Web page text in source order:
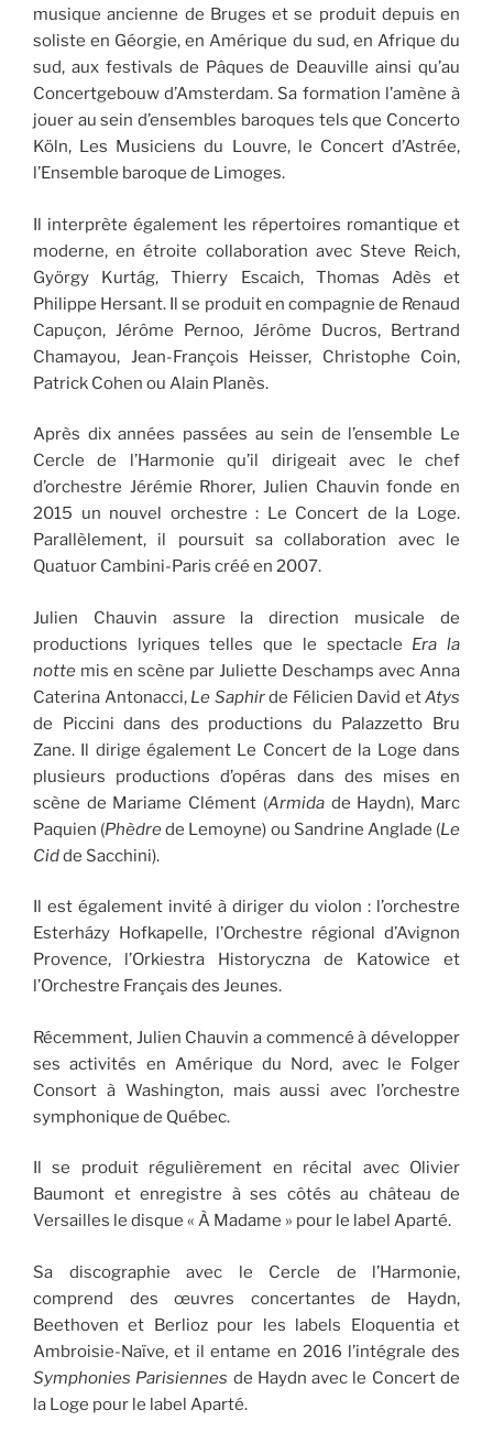
musique ancienne de Bruges et se produit depuis en
soliste en Géorgie, en Amérique du sud, en Afrique du
sud, aux festivals de Pâques de Deauville ainsi qu’au
Concertgebouw d’Ams­terdam. Sa formation l’amène à
jouer au sein d’ensembles baroques tels que Concerto
Köln, Les Musiciens du Louvre, le Concert d’Astrée,
l’Ensemble baroque de Limoges.
Il interprète également les répertoires roman­tique et
moderne, en étroite collaboration avec Steve Reich,
György Kurtág, Thierry Escaich, Thomas Adès et
Philippe Hersant. Il se produit en compagnie de Renaud
Capuçon, Jérôme Pernoo, Jérôme Ducros, Bertrand
Chamayou, Jean-François Heisser, Christophe Coin,
Patrick Cohen ou Alain Planès.
Après dix années passées au sein de l’ensemble Le
Cercle de l’Harmonie qu’il dirigeait avec le chef
d’orchestre Jérémie Rhorer, Julien Chauvin fonde en
2015 un nouvel orchestre : Le Concert de la Loge.
Parallèlement, il poursuit sa collaboration avec le
Quatuor Cambini-Paris créé en 2007.
Julien Chauvin assure la direction musicale de
productions lyriques telles que le spectacle Era la
notte mis en scène par Juliette Deschamps avec Anna
Caterina Antonacci, Le Saphirde Félicien David etAtys
de Piccini dans des productions du Palazzetto Bru
Zane. Il dirige également Le Concert de la Loge dans
plusieurs productions d’opéras dans des mises en
scène de Mariame Clément (Armidade Haydn), Marc
Paquien (Phèdrede Lemoyne) ou Sandrine Anglade (Le
Cidde Sacchini).
Il est également invité à diriger du violon : l’orchestre
Esterházy Hofkapelle, l’Orchestre régional d’Avignon
Provence, l’Orkiestra Historyczna de Katowice et
l’Orchestre Français des Jeunes.
Récemment, Julien Chauvin a commencé à développer
ses activités en Amérique du Nord, avec le Folger
Consort à Washington,mais aussi avec l’orchestre
symphonique de Québec.
Il se produit régulièrement en récital avec Olivier
Baumont et enregistre à ses côtés au château de
Versailles le disque « À Madame » pour le label Aparté.
Sa discographie avec le Cercle de l’Harmonie,
comprend des œuvres concertantes de Haydn,
Beethoven et Berlioz pour les labels Eloquentia et
Ambroi­sie-Naïve, et il entame en 2016 l’intégrale des
Symphonies Parisiennes de Haydn avec le Concert de
la Loge pour le label Aparté.